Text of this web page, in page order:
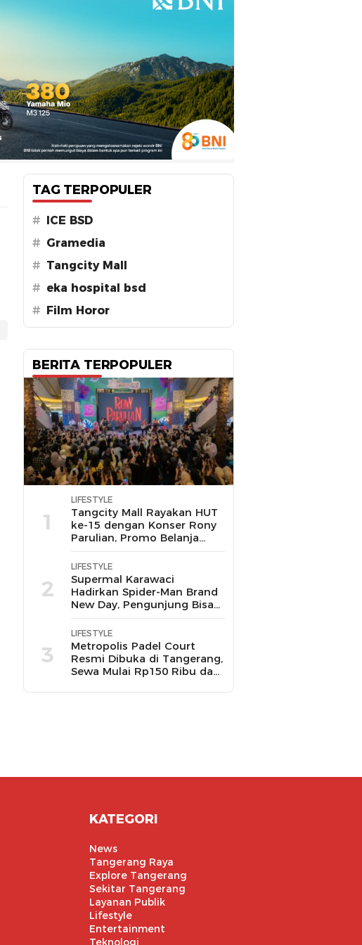
TAG TERPOPULER
# ICE BSD
# Gramedia
# Tangcity Mall
# eka hospital bsd
# Film Horor
BERITA TERPOPULER
1
LIFESTYLE
Tangcity Mall Rayakan HUT
ke-15 dengan Konser Rony
Parulian, Promo Belanja
hingga Festival Komunitas
2
LIFESTYLE
Supermal Karawaci
Hadirkan Spider-Man Brand
New Day, Pengunjung Bisa
Main, Bertemu Spider-Man
Langsung
3
LIFESTYLE
Metropolis Padel Court
Resmi Dibuka di Tangerang,
Sewa Mulai Rp150 Ribu dan
Padel
KATEGORI
News
Tangerang Raya
Explore Tangerang
Sekitar Tangerang
Layanan Publik
Lifestyle
Entertainment
Teknologi